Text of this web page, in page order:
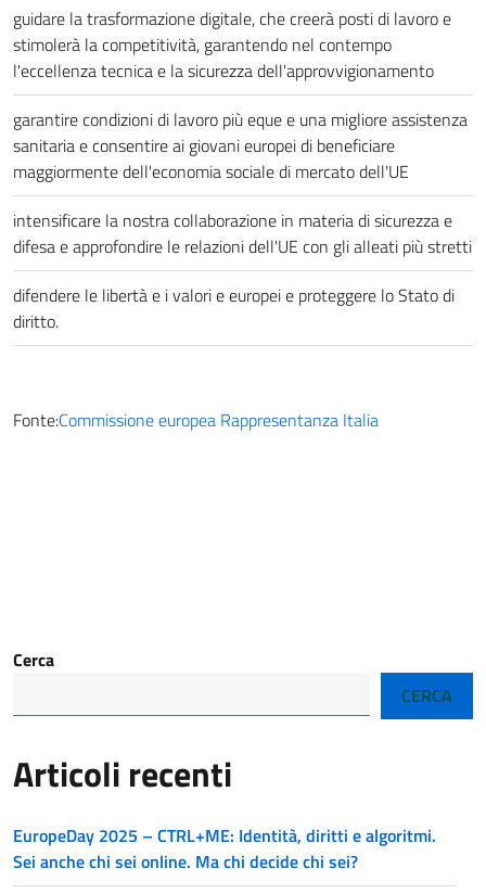
guidare la trasformazione digitale, che creerà posti di lavoro e
stimolerà la competitività, garantendo nel contempo
l'eccellenza tecnica e la sicurezza dell'approvvigionamento
garantire condizioni di lavoro più eque e una migliore assistenza
sanitaria e consentire ai giovani europei di beneficiare
maggiormente dell'economia sociale di mercato dell'UE
intensificare la nostra collaborazione in materia di sicurezza e
difesa e approfondire le relazioni dell'UE con gli alleati più stretti
difendere le libertà e i valori e europei e proteggere lo Stato di
diritto.
Fonte:Commissione europea Rappresentanza Italia
Cerca
CERCA
Articoli recenti
EuropeDay 2025 – CTRL+ME: Identità, diritti e algoritmi.
Sei anche chi sei online. Ma chi decide chi sei?